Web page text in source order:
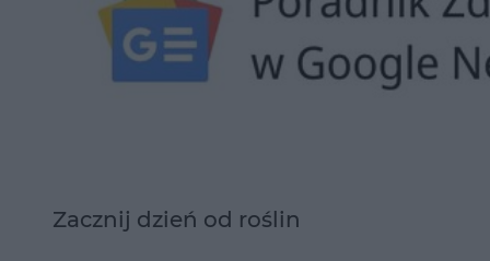
Zacznij dzień od roślin